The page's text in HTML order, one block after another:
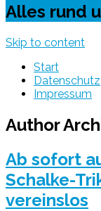
Alles rund
Skip to content
Start
Datenschutz
Impressum
Author
Ab sofort
Schalke-
vereinslos